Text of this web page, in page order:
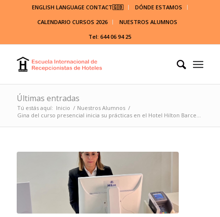
ENGLISH LANGUAGE CONTACT🇬🇧
DÓNDE ESTAMOS
CALENDARIO CURSOS 2026
NUESTROS ALUMNOS
Tel: 644 06 94 25
Últimas entradas
Tú estás aquí: Inicio / Nuestros Alumnos /
Gina del curso presencial inicia su prácticas en el Hotel Hilton Barce...